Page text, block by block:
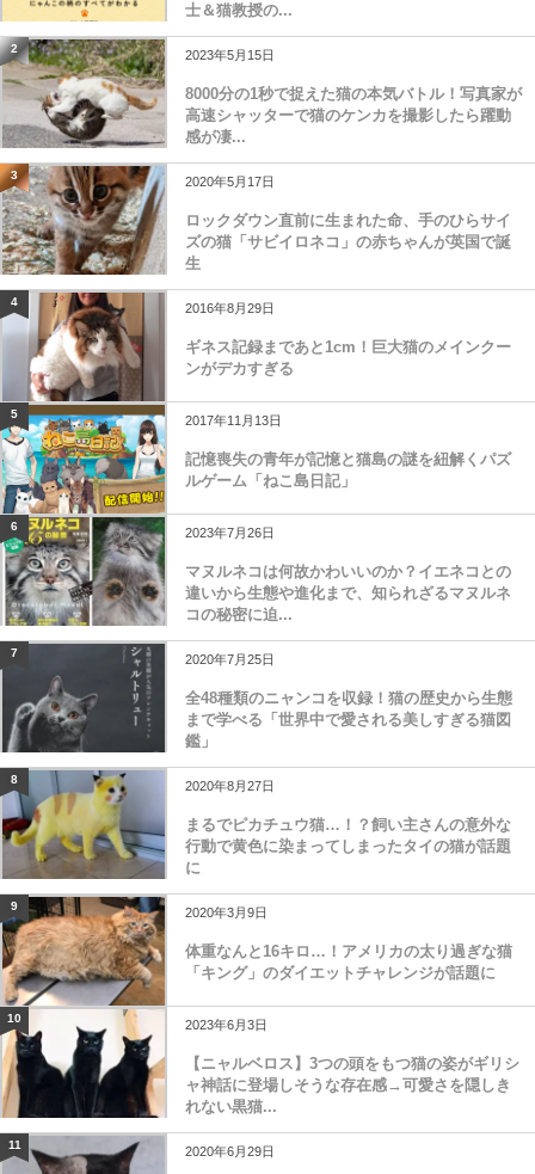
士＆猫教授の...
2 2023年5月15日
8000分の1秒で捉えた猫の本気バトル！写真家が
高速シャッターで猫のケンカを撮影したら躍動
感が凄...
3 2020年5月17日
ロックダウン直前に生まれた命、手のひらサイ
ズの猫「サビイロネコ」の赤ちゃんが英国で誕
生
4 2016年8月29日
ギネス記録まであと1cm！巨大猫のメインクー
ンがデカすぎる
5 2017年11月13日
記憶喪失の青年が記憶と猫島の謎を紐解くパズ
ルゲーム「ねこ島日記」
6 2023年7月26日
マヌルネコは何故かわいいのか？イエネコとの
違いから生態や進化まで、知られざるマヌルネ
コの秘密に迫...
7 2020年7月25日
全48種類のニャンコを収録！猫の歴史から生態
まで学べる「世界中で愛される美しすぎる猫図
鑑」
8 2020年8月27日
まるでピカチュウ猫…！？飼い主さんの意外な
行動で黄色に染まってしまったタイの猫が話題
に
9 2020年3月9日
体重なんと16キロ…！アメリカの太り過ぎな猫
「キング」のダイエットチャレンジが話題に
10 2023年6月3日
【ニャルベロス】3つの頭をもつ猫の姿がギリシ
ャ神話に登場しそうな存在感→可愛さを隠しき
れない黒猫...
11 2020年6月29日